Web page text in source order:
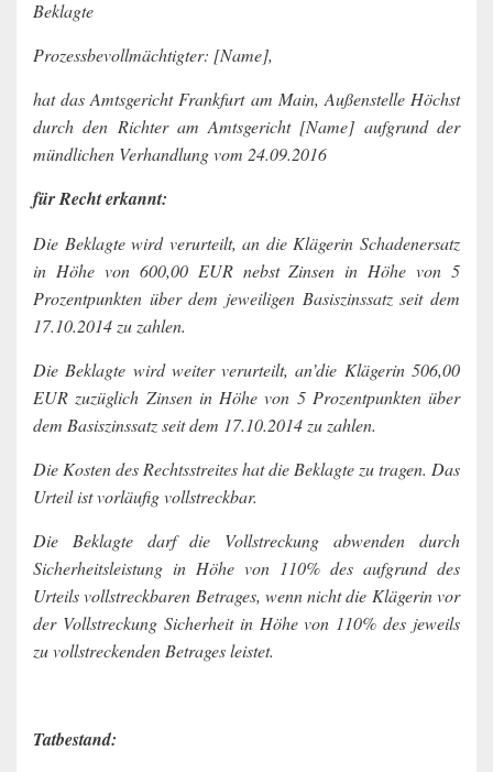
Beklagte
Prozessbevollmächtigter: [Name],
hat das Amtsgericht Frankfurt am Main, Außenstelle Höchst
durch den Richter am Amtsgericht [Name] aufgrund der
mündlichen Verhandlung vom 24.09.2016
für Recht erkannt:
Die Beklagte wird verurteilt, an die Klägerin Schadenersatz
in Höhe von 600,00 EUR nebst Zinsen in Höhe von 5
Prozentpunkten über dem jeweiligen Basiszinssatz seit dem
17.10.2014 zu zahlen.
Die Beklagte wird weiter verurteilt, an’die Klägerin 506,00
EUR zuzüglich Zinsen in Höhe von 5 Prozentpunkten über
dem Basiszinssatz seit dem 17.10.2014 zu zahlen.
Die Kosten des Rechtsstreites hat die Beklagte zu tragen. Das
Urteil ist vorläufig vollstreckbar.
Die Beklagte darf die Vollstreckung abwenden durch
Sicherheitsleistung in Höhe von 110% des aufgrund des
Urteils vollstreckbaren Betrages, wenn nicht die Klägerin vor
der Vollstreckung Sicherheit in Höhe von 110% des jeweils
zu vollstreckenden Betrages leistet.
Tatbestand: